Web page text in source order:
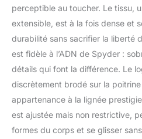
perceptible au toucher. Le tissu,
extensible, est à la fois dense et
durabilité sans sacrifier la liberté
est fidèle à l’ADN de Spyder :
détails qui font la différence. Le
discrètement brodé sur la
appartenance à la lignée
est ajustée mais non restrictive,
formes du corps et se glisser